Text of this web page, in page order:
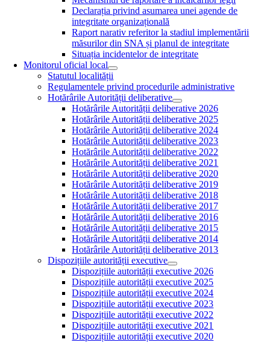
Declarația privind asumarea unei agende de
integritate organizațională
Raport narativ referitor la stadiul implementării
măsurilor din SNA și planul de integritate
Situația incidentelor de integritate
Monitorul oficial local
Statutul localității
Regulamentele privind procedurile administrative
Hotărârile Autorității deliberative
Hotărârile Autorității deliberative 2026
Hotărârile Autorității deliberative 2025
Hotărârile Autorității deliberative 2024
Hotărârile Autorității deliberative 2023
Hotărârile Autorității deliberative 2022
Hotărârile Autorității deliberative 2021
Hotărârile Autorității deliberative 2020
Hotărârile Autorității deliberative 2019
Hotărârile Autorității deliberative 2018
Hotărârile Autorității deliberative 2017
Hotărârile Autorității deliberative 2016
Hotărârile Autorității deliberative 2015
Hotărârile Autorității deliberative 2014
Hotărârile Autorității deliberative 2013
Dispozițiile autorității executive
Dispozițiile autorității executive 2026
Dispozițiile autorității executive 2025
Dispozițiile autorității executive 2024
Dispozițiile autorității executive 2023
Dispozițiile autorității executive 2022
Dispozițiile autorității executive 2021
Dispozițiile autorității executive 2020